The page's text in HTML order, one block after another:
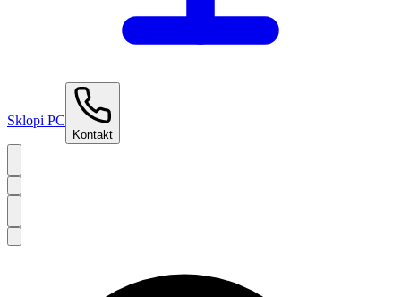
Sklopi PC
Kontakt